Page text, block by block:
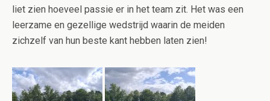
liet zien hoeveel passie er in het team zit. Het was een
leerzame en gezellige wedstrijd waarin de meiden
zichzelf van hun beste kant hebben laten zien!